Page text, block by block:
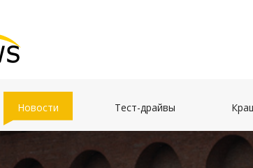
Новости Тест-драйвы